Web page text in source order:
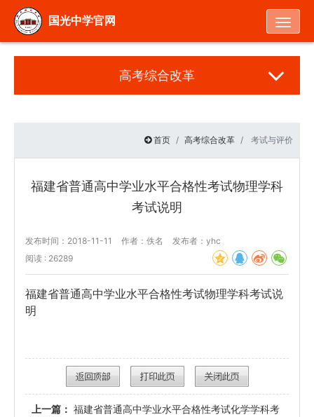
国光中学官网
高考综合改革
首页 高考综合改革 考试与评价
福建省普通高中学业水平合格性考试物理学科
考试说明
发布时间：2018-11-11 作者：佚名
发布者：yhc
阅读 : 26289
福建省普通高中学业水平合格性考试物理学科考试说
明
上一篇： 福建省普通高中学业水平合格性考试化学学科考